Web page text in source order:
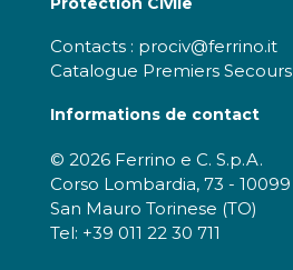
Contacts : prociv@ferrino.it
Catalogue Premiers Secours
Informations de contact
© 2026 Ferrino e C. S.p.A.
Corso Lombardia, 73 - 10099
San Mauro Torinese (TO)
Tel: +39 011 22 30 711